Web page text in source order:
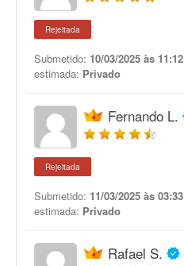
Rejeitada
Submetido: 10/03/2025 às 11:12
estimada: Privado
Fernando L.
Rejeitada
Submetido: 11/03/2025 às 03:33
estimada: Privado
Rafael S.